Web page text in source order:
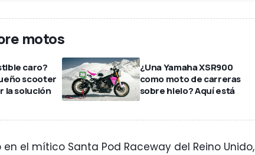
motos
caro?
scooter
la solución
¿Una Yamaha XSR900
como moto de carreras
sobre hielo? Aquí está
el mítico Santa Pod Raceway del Reino Unido,